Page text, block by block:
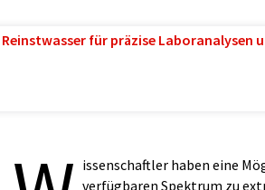
Reinstwasser für präzise Laboranalysen
issenschaftler haben eine
verfügbaren Spektrum zu